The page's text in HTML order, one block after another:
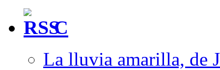
C
La lluvia amarilla, de